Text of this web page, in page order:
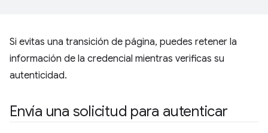
Si evitas una transición de página, puedes retener la
información de la credencial mientras verificas su
autenticidad.
Envía una solicitud para autenticar